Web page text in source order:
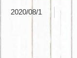
2020/08/1